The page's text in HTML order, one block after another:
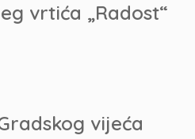
vrtića „Radost“
vijeća